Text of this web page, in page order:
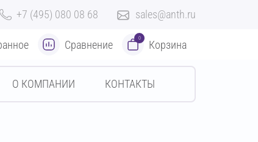
+7 (495) 080 08 68 sales@anth.ru
Сравнение
0
Корзина
О КОМПАНИИ КОНТАКТЫ